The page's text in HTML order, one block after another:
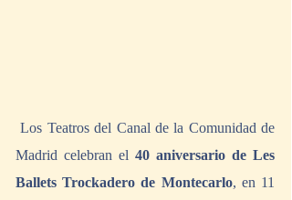
Los Teatros del Canal de la Comunidad de
Madrid celebran el 40 aniversario de Les
Ballets Trockadero de Montecarlo, en 11